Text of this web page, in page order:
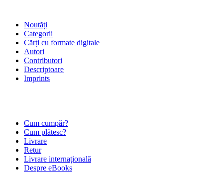
Noutăți
Categorii
Cărți cu formate digitale
Autori
Contributori
Descriptoare
Imprints
Cum cumpăr?
Cum plătesc?
Livrare
Retur
Livrare internațională
Despre eBooks